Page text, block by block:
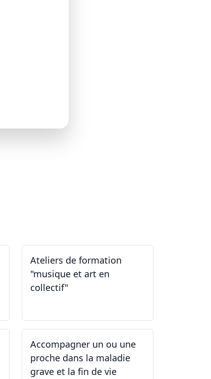
Ateliers de formation
"musique et art en
collectif"
Accompagner un ou une
proche dans la maladie
grave et la fin de vie